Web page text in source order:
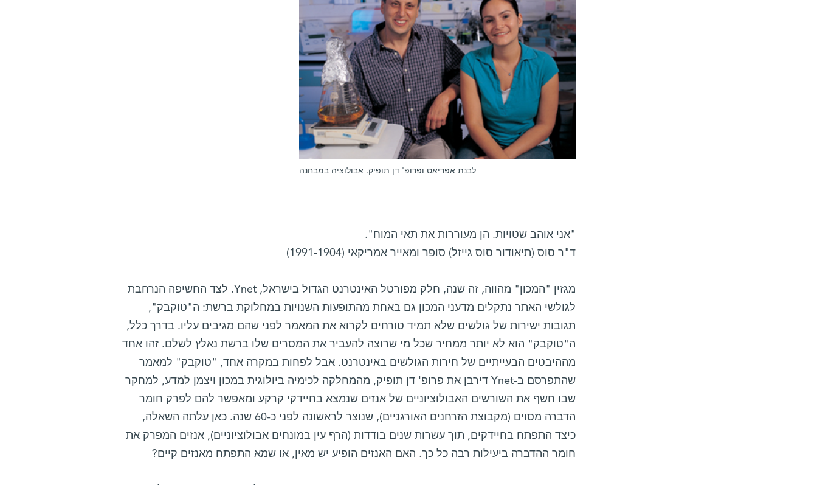
לבנת אפריאט ופרופ' דן תופיק. אבולוציה במבחנה
"אני אוהב שטויות. הן מעוררות את תאי המוח".
ד"ר סוס (תיאודור סוס גייזל) סופר ומאייר אמריקאי (1991-1904)
מגזין "המכון" מהווה, זה שנה, חלק מפורטל האינטרנט הגדול בישראל, Ynet. לצד החשיפה הנרחבת
לגולשי האתר נתקלים מדעני המכון גם באחת מהתופעות השנויות במחלוקת ברשת: ה"טוקבק",
תגובות ישירות של גולשים שלא תמיד טורחים לקרוא את המאמר לפני שהם מגיבים עליו. בדרך כלל,
ה"טוקבק" הוא לא יותר ממחיר שכל מי שרוצה להעביר את המסרים שלו ברשת נאלץ לשלם. זהו אחד
מההיבטים הבעייתיים של חירות הגולשים באינטרנט. אבל לפחות במקרה אחד, "טוקבק" למאמר
שהתפרסם ב-Ynet דירבן את פרופ' דן תופיק, מהמחלקה לכימיה ביולוגית במכון ויצמן למדע, למחקר
שבו חשף את השורשים האבולוציוניים של אנזים שנמצא בחיידקי קרקע ומאפשר להם לפרק חומר
הדברה מסוים (מקבוצת הזרחנים האורגניים), שנוצר לראשונה לפני כ-60 שנה. כאן עלתה השאלה,
כיצד התפתח בחיידקים, תוך עשרות שנים בודדות (הרף עין במונחים אבולוציוניים), אנזים המפרק את
חומר ההדברה ביעילות רבה כל כך. האם האנזים הופיע יש מאין, או שמא התפתח מאנזים קיים?